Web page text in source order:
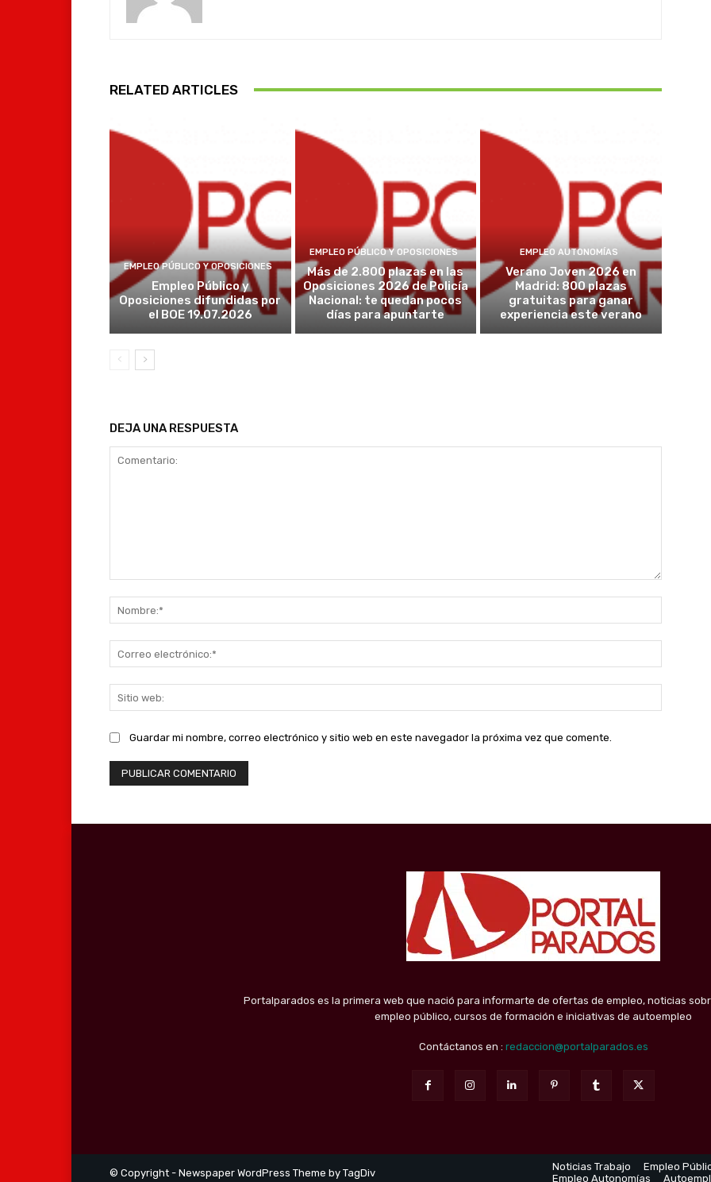
RELATED ARTICLES
EMPLEO PÚBLICO Y OPOSICIONES
Empleo Público y
Oposiciones difundidas por
el BOE 19.07.2026
EMPLEO PÚBLICO Y OPOSICIONES
Más de 2.800 plazas en las
Oposiciones 2026 de Policía
Nacional: te quedan pocos
días para apuntarte
EMPLEO AUTONOMÍAS
Verano Joven 2026 en
Madrid: 800 plazas
gratuitas para ganar
experiencia este verano
DEJA UNA RESPUESTA
web:
Guardar mi nombre, correo electrónico y sitio web en este navegador la próxima vez que comente.
Portalparados es la primera web que nació para informarte de ofertas de empleo, noticias
empleo público, cursos de formación e iniciativas de autoempleo
Contáctanos en : redaccion@portalparados.es
© Copyright - Newspaper WordPress Theme by TagDiv Noticias Trabajo Empleo
Empleo Autonomías